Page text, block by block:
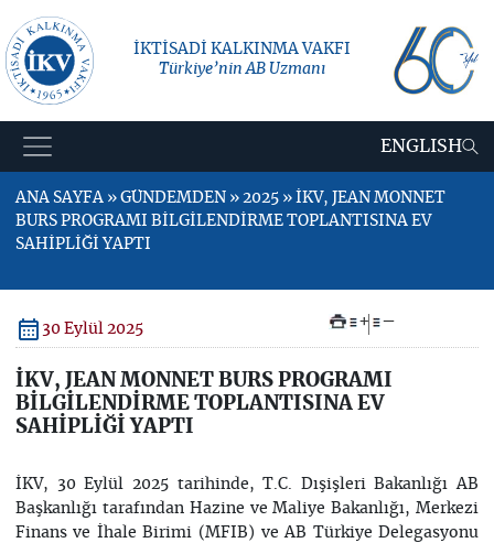
İKTİSADİ KALKINMA VAKFI
Türkiye’nin AB Uzmanı
ENGLISH
ANA SAYFA » GÜNDEMDEN » 2025 » İKV, JEAN MONNET
BURS PROGRAMI BİLGİLENDİRME TOPLANTISINA EV
SAHİPLİĞİ YAPTI
30 Eylül 2025 + –
İKV, JEAN MONNET BURS PROGRAMI
BİLGİLENDİRME TOPLANTISINA EV
SAHİPLİĞİ YAPTI
İKV, 30 Eylül 2025 tarihinde, T.C. Dışişleri Bakanlığı AB
Başkanlığı tarafından Hazine ve Maliye Bakanlığı, Merkezi
Finans ve İhale Birimi (MFIB) ve AB Türkiye Delegasyonu